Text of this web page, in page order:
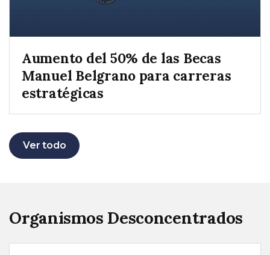
Aumento del 50% de las Becas
Manuel Belgrano para carreras
estratégicas
Ver todo
Organismos Desconcentrados